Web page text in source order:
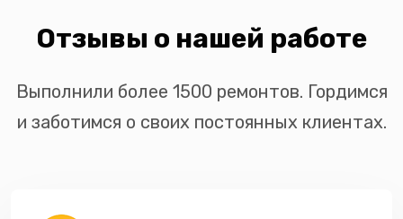
Отзывы о нашей работе
Выполнили более 1500 ремонтов. Гордимся
и заботимся о своих постоянных клиентах.